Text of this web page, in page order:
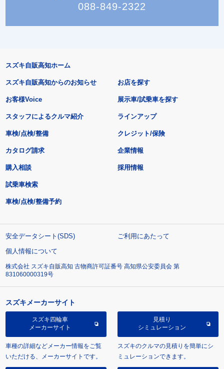
088-849-2322
スズキ自販高知ホーム
スズキ自販高知からのお知らせ
お客様Voice
スタッフによるクルマ紹介
お店を探す
展示車/試乗車を探す
ラインアップ
車検/点検/整備 クレジット/保険
カタログ請求
購入相談
試乗車検索
車検/点検/整備予約
企業情報
採用情報
安全データシート(SDS)
ご利用にあたって
個人情報について
株式会社 スズキ自販高知 古物商許可証番号 高知県公安委員会 第
831060000319号
スズキメーカーサイト
スズキ四輪車
メーカーサイト
車種の詳細などメーカー情報をご覧
いただける、メーカーサイトです。
見積り
シミュレーション
スズキのクルマの見積りを簡単にシ
ミュレーションできます。